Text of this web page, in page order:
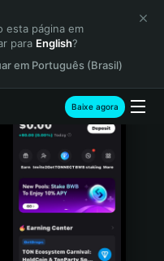
esta página em
para English?
em Português (Brasil)
Baixe agora